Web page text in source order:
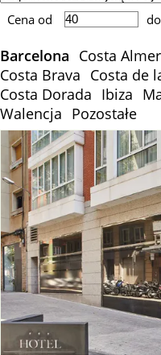
Cena od do
Barcelona Costa
Costa Brava Costa de
Costa Dorada Ibiza
Walencja Pozostałe